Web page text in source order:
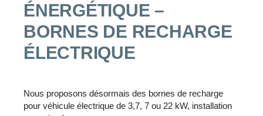
ÉNERGÉTIQUE –
BORNES DE RECHARGE
ÉLECTRIQUE
Nous proposons désormais des bornes de recharge
pour véhicule électrique de 3,7, 7 ou 22 kW, installation